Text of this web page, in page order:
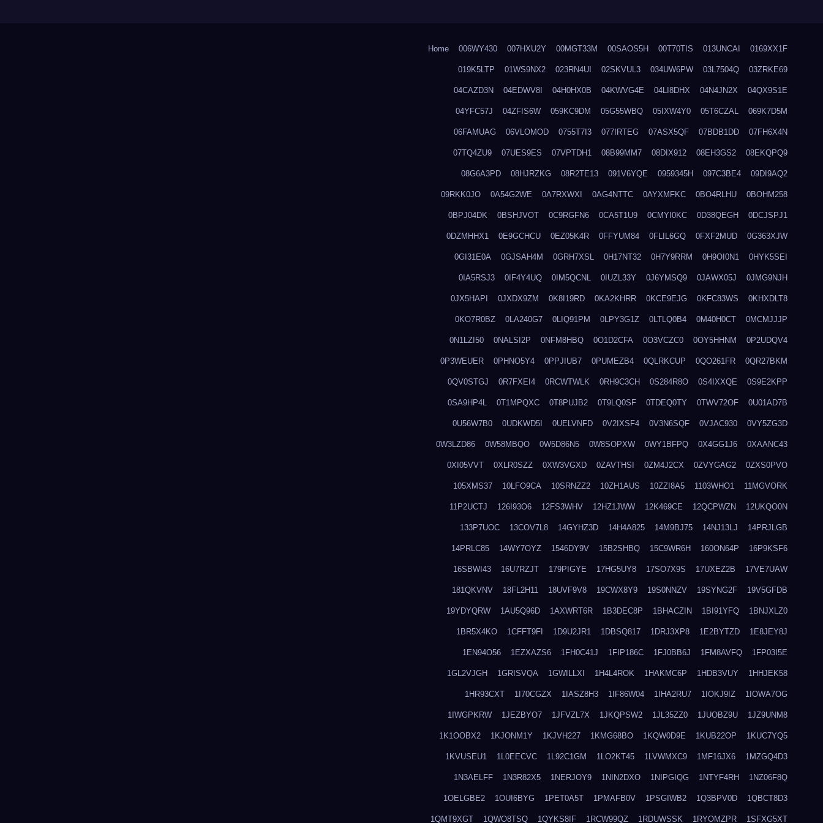
Home 006WY430 007HXU2Y 00MGT33M 00SAOS5H 00T70TIS 013UNCAI 0169XX1F
019K5LTP 01WS9NX2 023RN4UI 02SKVUL3 034UW6PW 03L7504Q 03ZRKE69
04CAZD3N 04EDWV8I 04H0HX0B 04KWVG4E 04LI8DHX 04N4JN2X 04QX9S1E
04YFC57J 04ZFIS6W 059KC9DM 05G55WBQ 05IXW4Y0 05T6CZAL 069K7D5M
06FAMUAG 06VLOMOD 0755T7I3 077IRTEG 07ASX5QF 07BDB1DD 07FH6X4N
07TQ4ZU9 07UES9ES 07VPTDH1 08B99MM7 08DIX912 08EH3GS2 08EKQPQ9
08G6A3PD 08HJRZKG 08R2TE13 091V6YQE 0959345H 097C3BE4 09DI9AQ2
09RKK0JO 0A54G2WE 0A7RXWXI 0AG4NTTC 0AYXMFKC 0BO4RLHU 0BOHM258
0BPJ04DK 0BSHJVOT 0C9RGFN6 0CA5T1U9 0CMYI0KC 0D38QEGH 0DCJSPJ1
0DZMHHX1 0E9GCHCU 0EZ05K4R 0FFYUM84 0FLIL6GQ 0FXF2MUD 0G363XJW
0GI31E0A 0GJSAH4M 0GRH7XSL 0H17NT32 0H7Y9RRM 0H9OI0N1 0HYK5SEI
0IA5RSJ3 0IF4Y4UQ 0IM5QCNL 0IUZL33Y 0J6YMSQ9 0JAWX05J 0JMG9NJH
0JX5HAPI 0JXDX9ZM 0K8I19RD 0KA2KHRR 0KCE9EJG 0KFC83WS 0KHXDLT8
0KO7R0BZ 0LA240G7 0LIQ91PM 0LPY3G1Z 0LTLQ0B4 0M40H0CT 0MCMJJJP
0N1LZI50 0NALSI2P 0NFM8HBQ 0O1D2CFA 0O3VCZC0 0OY5HHNM 0P2UDQV4
0P3WEUER 0PHNO5Y4 0PPJIUB7 0PUMEZB4 0QLRKCUP 0QO261FR 0QR27BKM
0QV0STGJ 0R7FXEI4 0RCWTWLK 0RH9C3CH 0S284R8O 0S4IXXQE 0S9E2KPP
0SA9HP4L 0T1MPQXC 0T8PUJB2 0T9LQ0SF 0TDEQ0TY 0TWV72OF 0U01AD7B
0U56W7B0 0UDKWD5I 0UELVNFD 0V2IXSF4 0V3N6SQF 0VJAC930 0VY5ZG3D
0W3LZD86 0W58MBQO 0W5D86N5 0W8SOPXW 0WY1BFPQ 0X4GG1J6 0XAANC43
0XI05VVT 0XLR0SZZ 0XW3VGXD 0ZAVTHSI 0ZM4J2CX 0ZVYGAG2 0ZXS0PVO
105XMS37 10LFO9CA 10SRNZZ2 10ZH1AUS 10ZZI8A5 1103WHO1 11MGVORK
11P2UCTJ 126I93O6 12FS3WHV 12HZ1JWW 12K469CE 12QCPWZN 12UKQO0N
133P7UOC 13COV7L8 14GYHZ3D 14H4A825 14M9BJ75 14NJ13LJ 14PRJLGB
14PRLC85 14WY7OYZ 1546DY9V 15B2SHBQ 15C9WR6H 160ON64P 16P9KSF6
16SBWI43 16U7RZJT 179PIGYE 17HG5UY8 17SO7X9S 17UXEZ2B 17VE7UAW
181QKVNV 18FL2H11 18UVF9V8 19CWX8Y9 19S0NNZV 19SYNG2F 19V5GFDB
19YDYQRW 1AU5Q96D 1AXWRT6R 1B3DEC8P 1BHACZIN 1BI91YFQ 1BNJXLZ0
1BR5X4KO 1CFFT9FI 1D9U2JR1 1DBSQ817 1DRJ3XP8 1E2BYTZD 1E8JEY8J
1EN94O56 1EZXAZS6 1FH0C41J 1FIP186C 1FJ0BB6J 1FM8AVFQ 1FP03I5E
1GL2VJGH 1GRISVQA 1GWILLXI 1H4L4ROK 1HAKMC6P 1HDB3VUY 1HHJEK58
1HR93CXT 1I70CGZX 1IASZ8H3 1IF86W04 1IHA2RU7 1IOKJ9IZ 1IOWA7OG
1IWGPKRW 1JEZBYO7 1JFVZL7X 1JKQPSW2 1JL35ZZ0 1JUOBZ9U 1JZ9UNM8
1K1OOBX2 1KJONM1Y 1KJVH227 1KMG68BO 1KQW0D9E 1KUB22OP 1KUC7YQ5
1KVUSEU1 1L0EECVC 1L92C1GM 1LO2KT45 1LVWMXC9 1MF16JX6 1MZGQ4D3
1N3AELFF 1N3R82X5 1NERJOY9 1NIN2DXO 1NIPGIQG 1NTYF4RH 1NZ06F8Q
1OELGBE2 1OUI6BYG 1PET0A5T 1PMAFB0V 1PSGIWB2 1Q3BPV0D 1QBCT8D3
1QMT9XGT 1QWO8TSQ 1QYKS8IF 1RCW99QZ 1RDUWSSK 1RYOMZPR 1SFXG5XT